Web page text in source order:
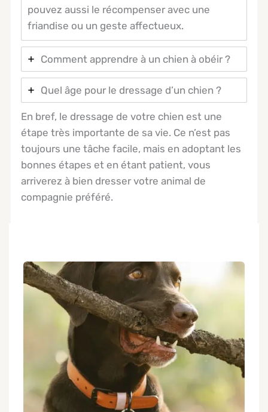
pouvez aussi le récompenser avec une
friandise ou un geste affectueux.
Comment apprendre à un chien à obéir ?
Quel âge pour le dressage d’un chien ?
En bref, le dressage de votre chien est une
étape très importante de sa vie. Ce n’est pas
toujours une tâche facile, mais en adoptant les
bonnes étapes et en étant patient, vous
arriverez à bien dresser votre animal de
compagnie préféré.